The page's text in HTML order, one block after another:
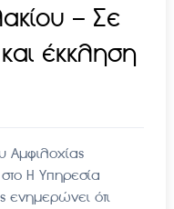
– Σε
έκκληση
Αμφιλοχίας
Η Υπηρεσία
ενημερώνει ότι